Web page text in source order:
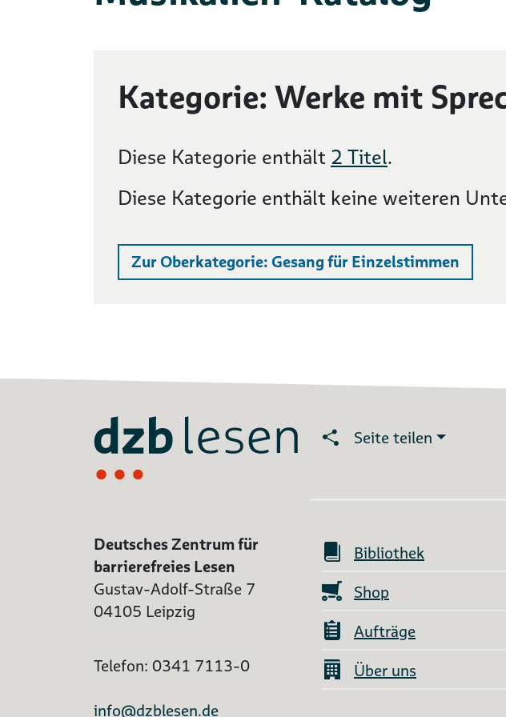
Kategorie: Werke mit
Diese Kategorie enthält 2 Titel.
Diese Kategorie enthält keine weiteren
Zur Oberkategorie:Gesang für Einzelstimmen
Seite teilen
Deutsches Zentrum für
barrierefreies Lesen
Gustav-Adolf-Straße 7
04105 Leipzig
Telefon: 0341 7113-0
info@dzblesen.de
Bibliothek
Shop
Aufträge
Über uns